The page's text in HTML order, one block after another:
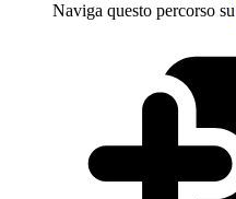
Naviga questo percorso su